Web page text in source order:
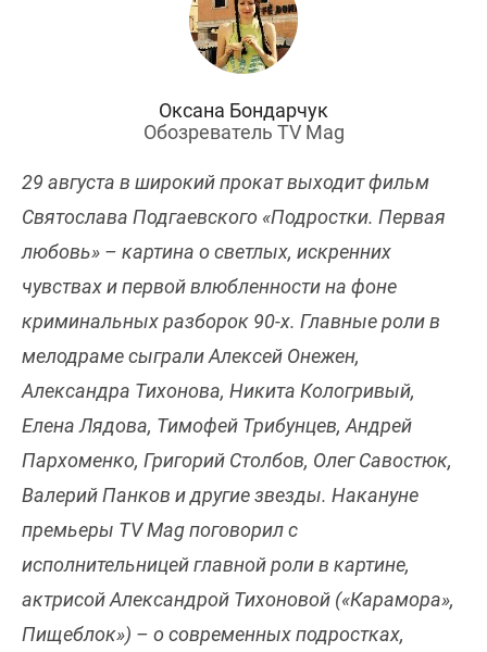
Оксана Бондарчук
Обозреватель TV Mag
29 августа в широкий прокат выходит фильм
Святослава Подгаевского «Подростки. Первая
любовь» – картина о светлых, искренних
чувствах и первой влюбленности на фоне
криминальных разборок 90-х. Главные роли в
мелодраме сыграли Алексей Онежен,
Александра Тихонова, Никита Кологривый,
Елена Лядова, Тимофей Трибунцев, Андрей
Пархоменко, Григорий Столбов, Олег Савостюк,
Валерий Панков и другие звезды. Накануне
премьеры TV Mag поговорил с
исполнительницей главной роли в картине,
актрисой Александрой Тихоновой («Карамора»,
Пищеблок») – о современных подростках,